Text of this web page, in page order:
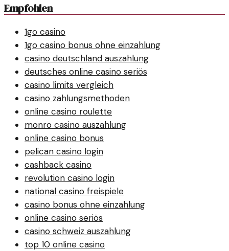
Empfohlen
1go casino
1go casino bonus ohne einzahlung
casino deutschland auszahlung
deutsches online casino seriös
casino limits vergleich
casino zahlungsmethoden
online casino roulette
monro casino auszahlung
online casino bonus
pelican casino login
cashback casino
revolution casino login
national casino freispiele
casino bonus ohne einzahlung
online casino seriös
casino schweiz auszahlung
top 10 online casino